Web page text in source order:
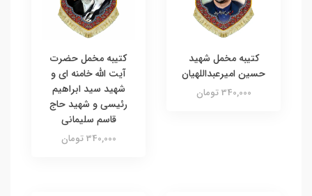
کتیبه مخمل شهید
حسین امیرعبداللهیان
340,000 تومان
کتیبه مخمل حضرت
آیت الله خامنه ای و
شهید سید ابراهیم
رئیسی و شهید حاج
قاسم سلیمانی
340,000 تومان